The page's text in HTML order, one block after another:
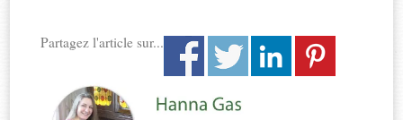
Partagez l'article sur...